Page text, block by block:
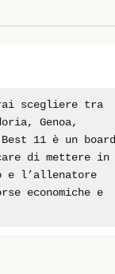
scegliere tra
Genoa,
11 è un board
di mettere in
e l’allenatore
economiche e